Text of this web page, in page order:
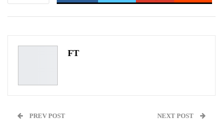
FT
PREV POST NEXT POST